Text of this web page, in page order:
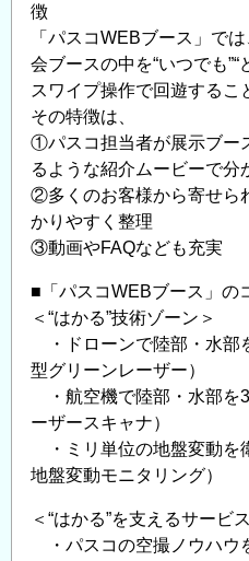
シ
ョ
ン
の
活
用
方
法
と
事
例
を
紹
介！
～
の
催
の
お
知
ら
せ
の
徴
「パスコWEBブース」で
会ブースの中を“いつでも
スワイプ操作で回遊するこ
その特徴は、
①パスコ担当者が展示ブー
るような紹介ムービーで分
②多くのお客様から寄せら
かりやすく整理
③動画やFAQなども充実
■「パスコWEBブース」の
＜“はかる”技術ゾーン＞
・ドローンで陸部・水部
型グリーンレーザー）
・航空機で陸部・水部を
ーザースキャナ）
・ミリ単位の地盤変動を
地盤変動モニタリング）
＜“はかる”を支えるサービ
・パスコの空撮ノウハウ